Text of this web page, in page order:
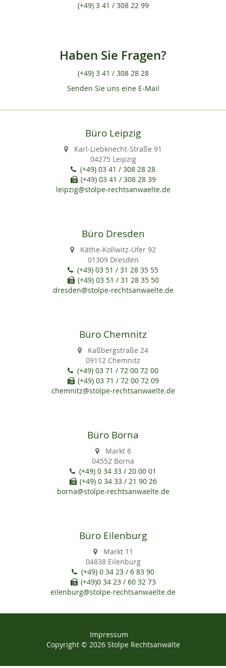
(+49) 3 41 / 308 22 99
Haben Sie Fragen?
(+49) 3 41 / 308 28 28
Senden Sie uns eine E-Mail
Büro Leipzig
Karl-Liebknecht-Straße 91
04275 Leipzig
(+49) 03 41 / 308 28 28
(+49) 03 41 / 308 28 39
leipzig@stolpe-rechtsanwaelte.de
Büro Dresden
Käthe-Kollwitz-Ufer 92
01309 Dresden
(+49) 03 51 / 31 28 35 55
(+49) 03 51 / 31 28 35 50
dresden@stolpe-rechtsanwaelte.de
Büro Chemnitz
Kaßbergstraße 24
09112 Chemnitz
(+49) 03 71 / 72 00 72 00
(+49) 03 71 / 72 00 72 09
chemnitz@stolpe-rechtsanwaelte.de
Büro Borna
Markt 6
04552 Borna
(+49) 0 34 33 / 20 00 01
(+49) 0 34 33 / 21 90 26
borna@stolpe-rechtsanwaelte.de
Büro Eilenburg
Markt 11
04838 Eilenburg
(+49) 0 34 23 / 6 83 90
(+49)0 34 23 / 60 32 73
eilenburg@stolpe-rechtsanwaelte.de
Impressum
Copyright © 2026 Stolpe Rechtsanwälte